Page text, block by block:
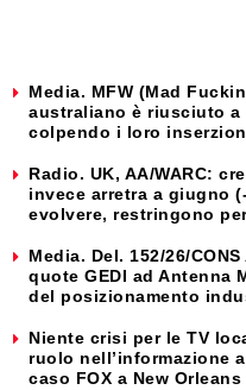
Media. MFW (Mad
australiano è riusciuto a
colpendo i loro
Radio. UK, AA/WARC:
invece arretra a giugno
evolvere, restringono
Media. Del. 152/26/
quote GEDI ad Antenna
del posizionamento
Niente crisi per le TV
ruolo nell’informazione
caso FOX a New Orleans